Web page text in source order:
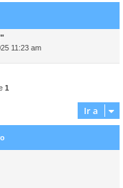
11:23 am
1
Ir a